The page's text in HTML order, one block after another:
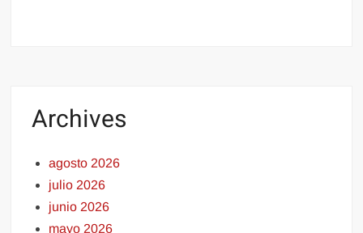
Archives
agosto 2026
julio 2026
junio 2026
mayo 2026